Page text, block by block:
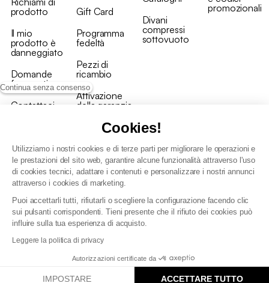
Continua senza consenso
Cookies!
Utilizziamo i nostri cookies e di terze parti per migliorare le operazioni e
le prestazioni del sito web, garantire alcune funzionalità attraverso l'uso
di cookies tecnici, adattare i contenuti e personalizzare i nostri annunci
attraverso i cookies di marketing.
Puoi accettarli tutti, rifiutarli o scegliere la configurazione facendo clic
sui pulsanti corrispondenti. Tieni presente che il rifiuto dei cookies può
influire sulla tua esperienza di acquisto.
Leggere la politica di privacy
Autorizzazioni certificate da
IMPOSTARE ACCETTARE TUTTO
prodotto
Il mio
prodotto è
danneggiato
Domande
frequenti
Contattaci
Gift Card
Programma
fedeltà
Pezzi di
ricambio
Attivazione
della garanzia
Divani
compressi
sottovuoto
promozionali
Condizioni generali vendita
Politica di gestione dei dati personali e dei cookie
Condizioni generali di vendita per clienti professionali
Dichiarazione di accessibilità